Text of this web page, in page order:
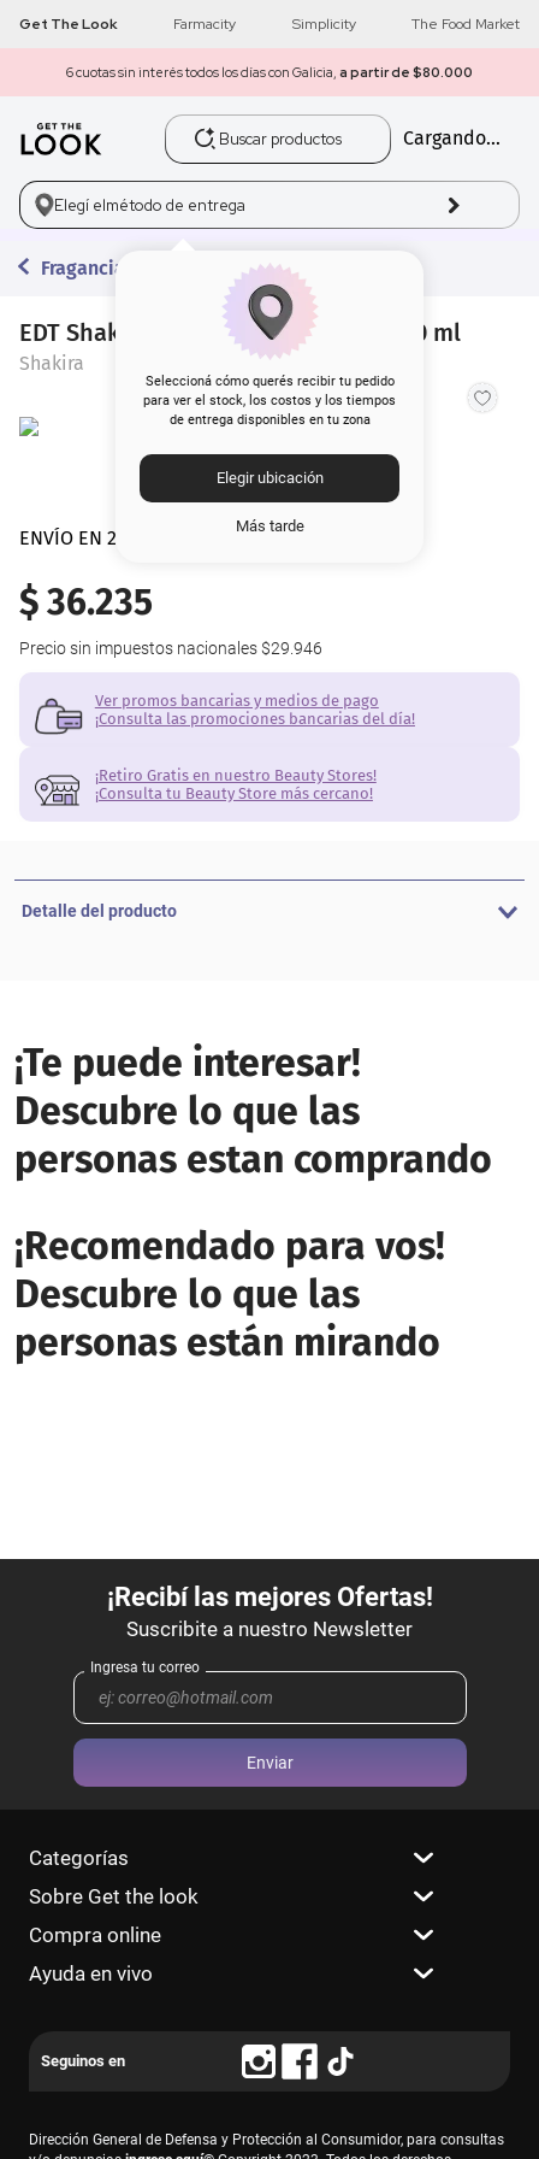
Get The Look Farmacity Simplicity The Food Market
6 cuotas sin interés todos los días con Galicia, a partir de $80.000
Buscar productos
Cargando...
Elegí elmétodo de entrega
Seleccioná cómo querés recibir tu pedido
para ver el stock, los costos y los tiempos
de entrega disponibles en tu zona
Elegir ubicación
Más tarde
Fragancias
EDT Shakira Dance Red Midnight x 50 ml
Shakira
ENVÍO EN 24 hs | AMBA
$36.235
Precio sin impuestos nacionales $29.946
Ver promos bancarias y medios de pago
¡Consulta las promociones bancarias del día!
¡Retiro Gratis en nuestro Beauty Stores!
¡Consulta tu Beauty Store más cercano!
Detalle del producto
¡Te puede interesar!
Descubre lo que las
personas estan comprando
¡Recomendado para vos!
Descubre lo que las
personas están mirando
Enviar
Categorías
Sobre Get the look
Compra online
Ayuda en vivo
Dirección General de Defensa y Protección al Consumidor, para consultas
1 get the look
2 máscara pestañas
3.
5. corrector
6.
8. serum
9. cher
10 labial